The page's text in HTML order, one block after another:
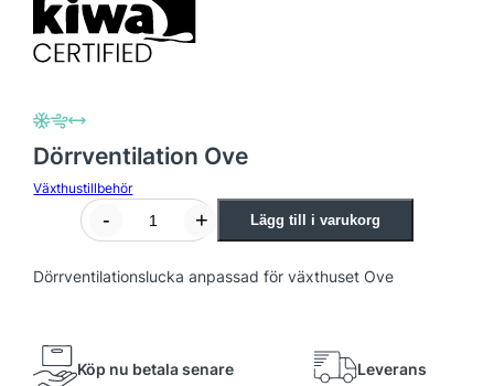
Dörrventilation Ove
Växthustillbehör
D
ö
r
n
- + Lägg till i varukorg
Dörrventilationslucka anpassad för växthuset Ove
Köp nu betala senare Leverans